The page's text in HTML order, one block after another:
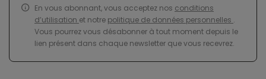
En vous abonnant, vous acceptez nos conditions
d’utilisation et notre politique de données personnelles .
Vous pourrez vous désabonner à tout moment depuis le
lien présent dans chaque newsletter que vous recevrez.